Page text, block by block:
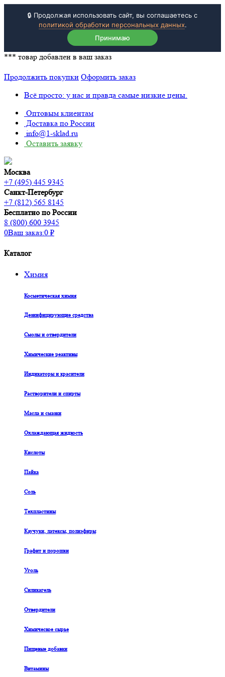
🔒 Продолжая использовать сайт, вы соглашаетесь с
политикой обработки персональных данных.
Принимаю
*** товар добавлен в ваш заказ
Продолжить покупки Оформить заказ
Всё просто: у нас и правда самые низкие цены.
Оптовым клиентам
Доставка по России
info@1-sklad.ru
Оставить заявку
Москва
+7 (495) 445 9345
Санкт-Петербург
+7 (812) 565 8145
Бесплатно по России
8 (800) 600 3945
0Ваш заказ:0 ₽
Каталог
Химия
Косметическая химия
Дезинфицирующие средства
Смолы и отвердители
Химические реактивы
Индикаторы и красители
Растворители и спирты
Масла и смазки
Охлаждающая жидкость
Кислоты
Пайка
Соль
Техпластины
Каучуки, латексы, полиэфиры
Графит и порошки
Уголь
Силикагель
Отвердители
Химическое сырье
Пищевые добавки
Витамины